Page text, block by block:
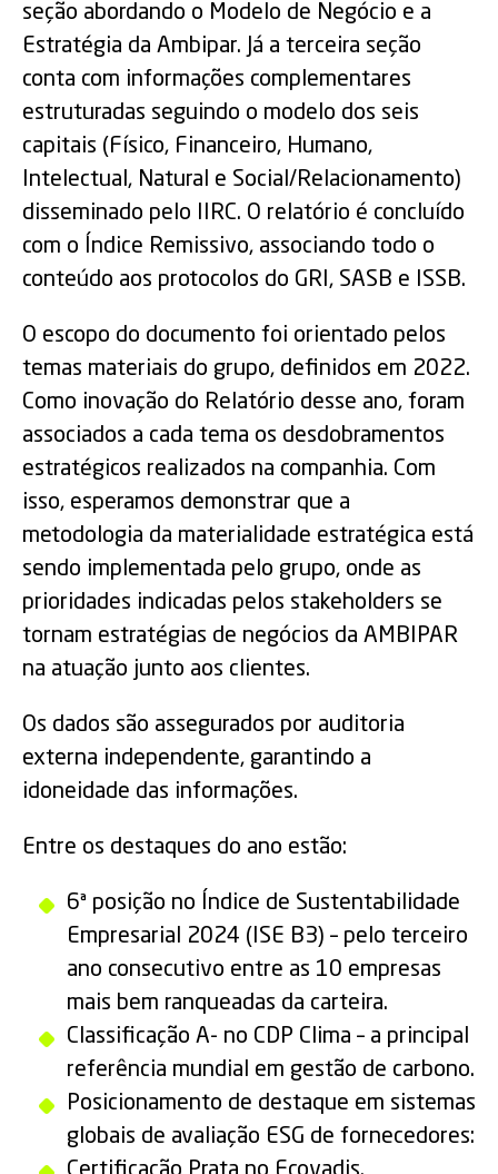
seção abordando o Modelo de Negócio e a
Estratégia da Ambipar. Já a terceira seção
conta com informações complementares
estruturadas seguindo o modelo dos seis
capitais (Físico, Financeiro, Humano,
Intelectual, Natural e Social/Relacionamento)
disseminado pelo IIRC. O relatório é concluído
com o Índice Remissivo, associando todo o
conteúdo aos protocolos do GRI, SASB e ISSB.
O escopo do documento foi orientado pelos
temas materiais do grupo, definidos em 2022.
Como inovação do Relatório desse ano, foram
associados a cada tema os desdobramentos
estratégicos realizados na companhia. Com
isso, esperamos demonstrar que a
metodologia da materialidade estratégica está
sendo implementada pelo grupo, onde as
prioridades indicadas pelos stakeholders se
tornam estratégias de negócios da AMBIPAR
na atuação junto aos clientes.
Os dados são assegurados por auditoria
externa independente, garantindo a
idoneidade das informações.
Entre os destaques do ano estão:
6ª posição no Índice de Sustentabilidade
Empresarial 2024 (ISE B3) – pelo terceiro
ano consecutivo entre as 10 empresas
mais bem ranqueadas da carteira.
Classificação A- no CDP Clima – a principal
referência mundial em gestão de carbono.
Posicionamento de destaque em sistemas
globais de avaliação ESG de fornecedores: